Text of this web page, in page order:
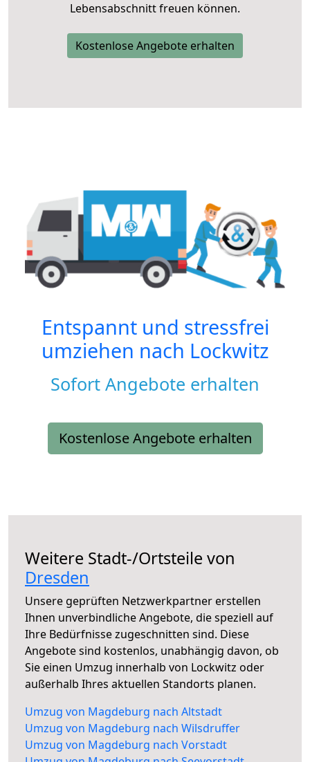
Lebensabschnitt freuen können.
Kostenlose Angebote erhalten
Entspannt und stressfrei
umziehen nach Lockwitz
Sofort Angebote erhalten
Kostenlose Angebote erhalten
Weitere Stadt-/Ortsteile von
Dresden
Unsere geprüften Netzwerkpartner erstellen
Ihnen unverbindliche Angebote, die speziell auf
Ihre Bedürfnisse zugeschnitten sind. Diese
Angebote sind kostenlos, unabhängig davon, ob
Sie einen Umzug innerhalb von Lockwitz oder
außerhalb Ihres aktuellen Standorts planen.
Umzug von Magdeburg nach Altstadt
Umzug von Magdeburg nach Wilsdruffer
Umzug von Magdeburg nach Vorstadt